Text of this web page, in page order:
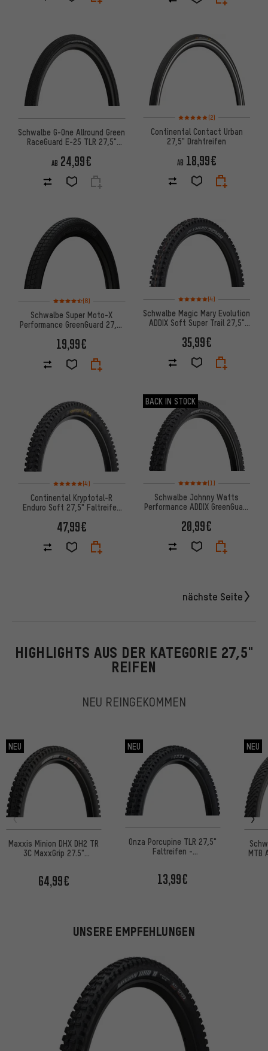
Schwalbe G-One Allround Green
RaceGuard E-25 TLR 27,5"
AB 24,99€
Bewertungen: 5 von 5
(2)
Continental Contact Urban
27,5" Drahtreifen
AB 18,99€
Bewertungen: 4,5 von 5 basierend auf 8 Bewertungen
(8)
Schwalbe Super Moto-X
Performance GreenGuard 27,5"
19,99€
Bewertungen: 5 von 5
(4)
Schwalbe Magic Mary Evolution
ADDIX Soft Super Trail 27,5"
35,99€
Bewertungen: 5 von 5 basierend auf 4 Bewertungen
(4)
Continental Kryptotal-R
Enduro Soft 27,5" Faltreifen
47,99€
BACK IN STOCK
Bewertungen: 5 von 5
(1)
Schwalbe Johnny Watts
Performance ADDIX GreenGuard
20,99€
nächste Seite
HIGHLIGHTS AUS DER KATEGORIE 27,5"
REIFEN
NEU REINGEKOMMEN
NEU
Maxxis Minion DHX DH2 TR
3C MaxxGrip 27.5"
64,99€
NEU
Onza Porcupine TLR 27,5"
Faltreifen -
13,99€
NEU
MTB
UNSERE EMPFEHLUNGEN